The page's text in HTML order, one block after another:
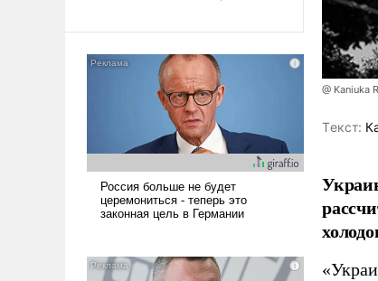
@ Kaniuka
Tекст: